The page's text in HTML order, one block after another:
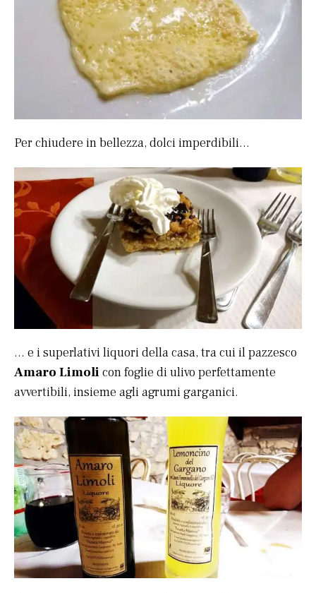
Per chiudere in bellezza, dolci imperdibili…
… e i superlativi liquori della casa, tra cui il pazzesco
Amaro Limoli con foglie di ulivo perfettamente
avvertibili, insieme agli agrumi garganici.